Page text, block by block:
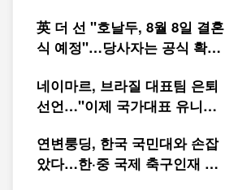
英 더 선 "호날두, 8월 8일 결혼
식 예정"…당사자는 공식 확인
네이마르, 브라질 대표팀 은퇴
선언…"이제 국가대표 유니폼
연변룽딩, 한국 국민대와 손잡
았다…한·중 국제 축구인재 양